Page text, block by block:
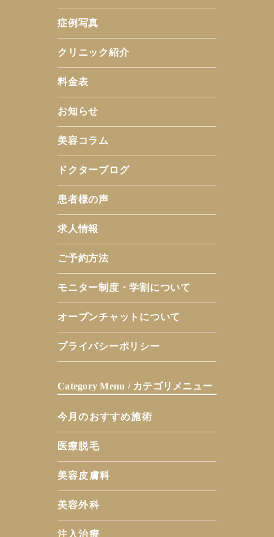
症例写真
クリニック紹介
料金表
お知らせ
美容コラム
ドクターブログ
患者様の声
求人情報
ご予約方法
モニター制度・学割について
オープンチャットについて
プライバシーポリシー
Category Menu / カテゴリメニュー
今月のおすすめ施術
医療脱毛
美容皮膚科
美容外科
注入治療